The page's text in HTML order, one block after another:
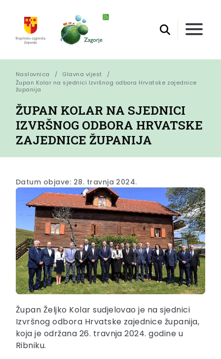
Naslovnica
Glavna vijest
Župan Kolar na sjednici Izvršnog odbora Hrvatske zajednice
županija
ŽUPAN KOLAR NA SJEDNICI
IZVRŠNOG ODBORA HRVATSKE
ZAJEDNICE ŽUPANIJA
Datum objave: 28. travnja 2024.
Župan Željko Kolar sudjelovao je na sjednici
Izvršnog odbora Hrvatske zajednice županija,
koja je održana 26. travnja 2024. godine u
Ribniku.